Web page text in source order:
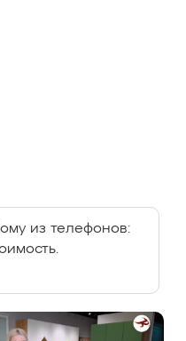
из телефонов: